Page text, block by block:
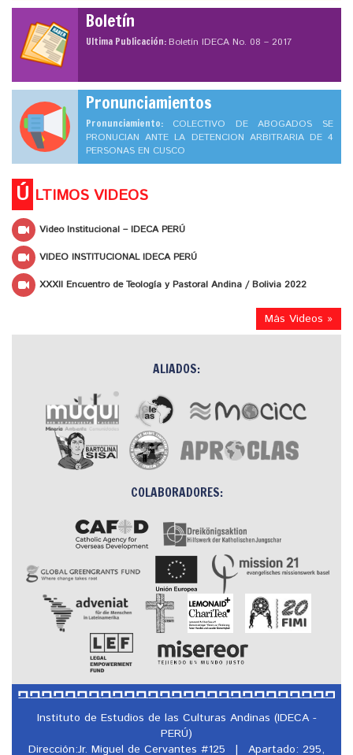
Boletín
Ultima Publicación:Boletín IDECA No. 08 – 2017
Pronunciamientos
Pronunciamiento: COLECTIVO DE ABOGADOS SE
PRONUCIAN ANTE LA DETENCION ARBITRARIA DE 4
PERSONAS EN CUSCO
Ú LTIMOS VIDEOS
Video Institucional – IDECA PERÚ
VIDEO INSTITUCIONAL IDECA PERÚ
XXXII Encuentro de Teología y Pastoral Andina / Bolivia 2022
Más Videos »
ALIADOS:
COLABORADORES:
Instituto de Estudios de las Culturas Andinas (IDECA -
PERÚ)
Dirección:Jr. Miguel de Cervantes #125
| Apartado: 295,